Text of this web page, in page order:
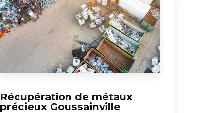
Récupération de métaux
précieux Goussainville